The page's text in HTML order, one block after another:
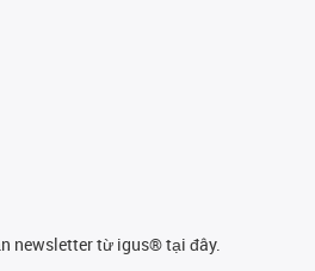
newsletter từ igus® tại đây.